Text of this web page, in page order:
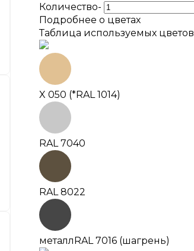
Количество-
Подробнее о цветах
Таблица используемых цветов
X 050 (*RAL 1014)
RAL 7040
RAL 8022
металлRAL 7016 (шагрень)